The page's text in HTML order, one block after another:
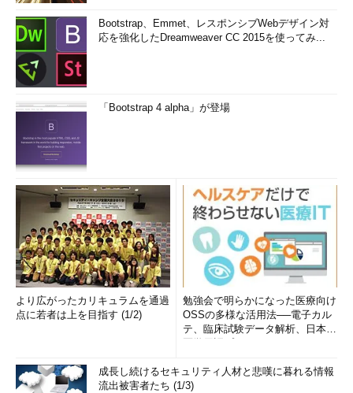
Bootstrap、Emmet、レスポンシブWebデザイン対
応を強化したDreamweaver CC 2015を使ってみ...
「Bootstrap 4 alpha」が登場
より広がったカリキュラムを通過
点に若者は上を目指す (1/2)
勉強会で明らかになった医療向け
OSSの多様な活用法──電子カル
テ、臨床試験データ解析、日本語
成長し続けるセキュリティ人材と悲嘆に暮れる情報
流出被害者たち (1/3)